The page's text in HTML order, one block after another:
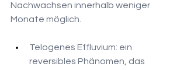
Nachwachsen innerhalb weniger
Monate möglich.
Telogenes Effluvium: ein
reversibles Phänomen, das